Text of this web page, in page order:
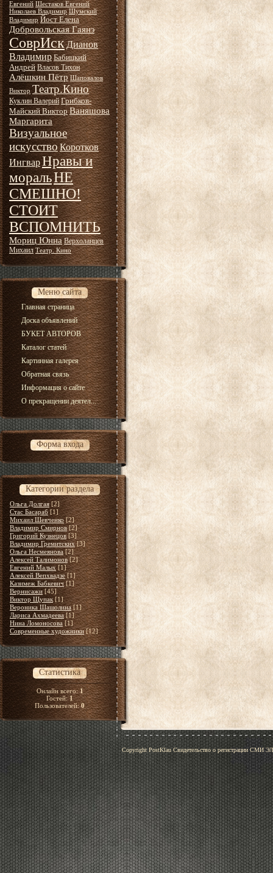
Евгений Шестаков Евгений
Николаев Владимир Шумский
Владимир Йост Елена
Добровольская Гаянэ
СоврИскДианов
Владимир Бабицкий
Андрей Власов Тихон
Алёшкин Пётр Шаповалов
Виктор Театр.Кино
Куклин Валерий Грибков-
Майский Виктор Ваняшова
Маргарита
Визуальное
искусствоКоротков
ИнгварНравы и
моральНЕ
СМЕШНО!
СТОИТ
ВСПОМНИТЬ
Мориц Юнна Верхоланцев
Михаил Театр. Кино
Меню сайта
Главная страница
Доска объявлений
БУКЕТ АВТОРОВ
Каталог статей
Картинная галерея
Обратная связь
Информация о сайте
О прекращении деятел...
Форма входа
Категории раздела
Ольга Долгая [2]
Стас Басараб [1]
Михаил Шевченко [2]
Владимир Смирнов [2]
Григорий Кузнецов [3]
Владимир Гремитских [3]
Ольга Несмеянова [2]
Алексей Талимонов [2]
Евгений Малых [1]
Алексей Вепхвадзе [1]
Казимеж Бабкевич [1]
Вернисажи [45]
Виктор Щупак [1]
Вероника Шашолина [1]
Лариса Ахмадеева [1]
Нина Ломоносова [1]
Современные художники [12]
Статистика
Онлайн всего:1
Гостей:1
Пользователей:0
Copyright PostKlau Свидетельство о регистрации СМИ